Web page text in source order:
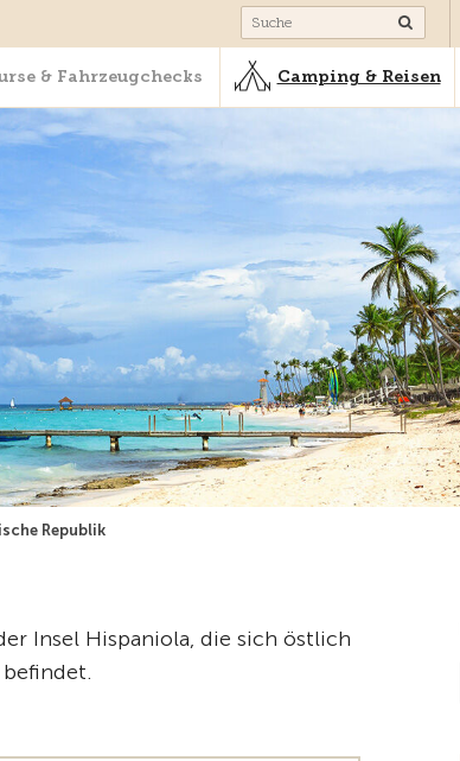
Kurse & Fahrzeugchecks Camping & Reisen
& Fahrzeugchecks Camping & Reisen
Republik
Insel Hispaniola, die sich östlich